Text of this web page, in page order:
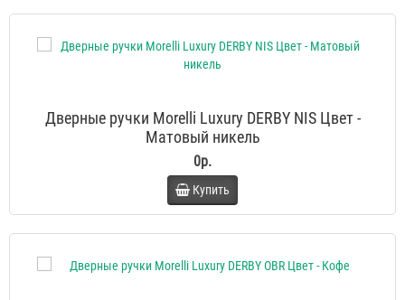
Дверные ручки Morelli Luxury DERBY NIS Цвет -
Матовый никель
0р.
Купить